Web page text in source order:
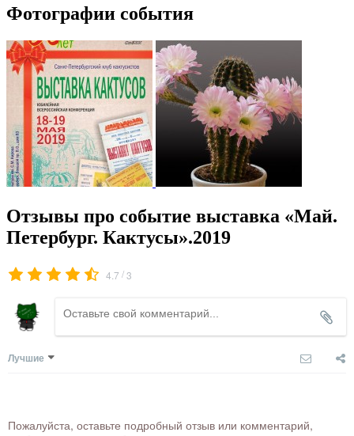
Фотографии события
Отзывы про событие выставка «Май.
Петербург. Кактусы».2019
4.7 /3
Лучшие
Пожалуйста, оставьте подробный отзыв или комментарий,